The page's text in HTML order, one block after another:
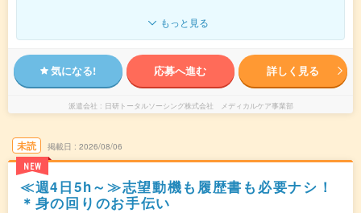
もっと見る
気になる! 応募へ進む 詳しく見る
派遣会社 日研トータルソーシング株式会社 メディカルケア事業部
未読
NEW
掲載日 2026/08/06
≪週4日5h～≫志望動機も履歴書も必要ナシ！
＊身の回りのお手伝い